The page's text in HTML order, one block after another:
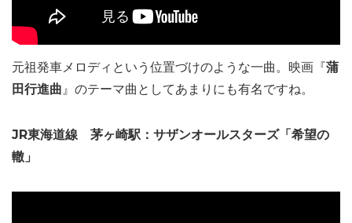
元祖発車メロディという位置づけのような一曲。映画『蒲
田行進曲』のテーマ曲としてあまりにも有名ですね。
JR東海道線 茅ヶ崎駅：サザンオールスターズ「希望の
轍」